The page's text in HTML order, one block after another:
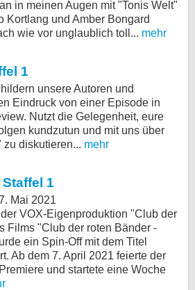
in meinen Augen mit "Tonis Welt"
Kortlang und Amber Bongard
wie vor unglaublich toll... mehr
1
unsere Autoren und
Eindruck von einer Episode in
Nutzt die Gelegenheit, eure
kundzutun und mit uns über
zu diskutieren... mehr
1
Mai 2021
VOX-Eigenproduktion "Club der
Films "Club der roten Bänder -
ein Spin-Off mit dem Titel
Ab dem 7. April 2021 feierte der
und startete eine Woche
bei Facebook
Nutzungsbedingungen
Datenschutz
Cookie-Einstellungen
Desktop-Ansicht
myFanbase